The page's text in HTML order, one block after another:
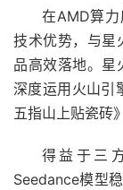
在AMD算
技术优势，与星
品高效落地。星
深度运用火山引
五指山上贴瓷砖
得益于三
Seedance模型